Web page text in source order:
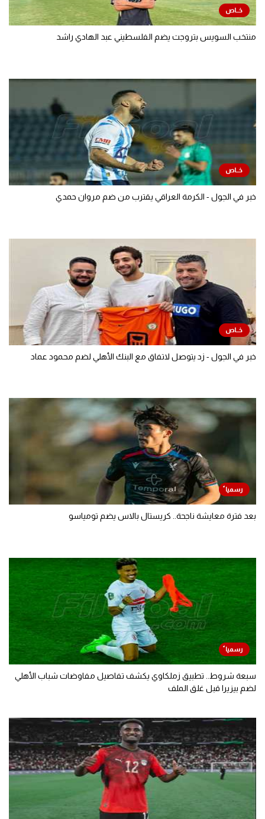
منتخب السويس بتروجت يضم الفلسطيني عبد الهادي راشد
خبر في الجول - الكرمة العراقي يقترب من ضم مروان حمدي
خبر في الجول - زد يتوصل لاتفاق مع البنك الأهلي لضم محمود عماد
بعد فترة معايشة ناجحة.. كريستال بالاس يضم تومياسو
سبعة شروط.. تطبيق زملكاوي يكشف تفاصيل مفاوضات شباب الأهلي
لضم بيزيرا قبل غلق الملف